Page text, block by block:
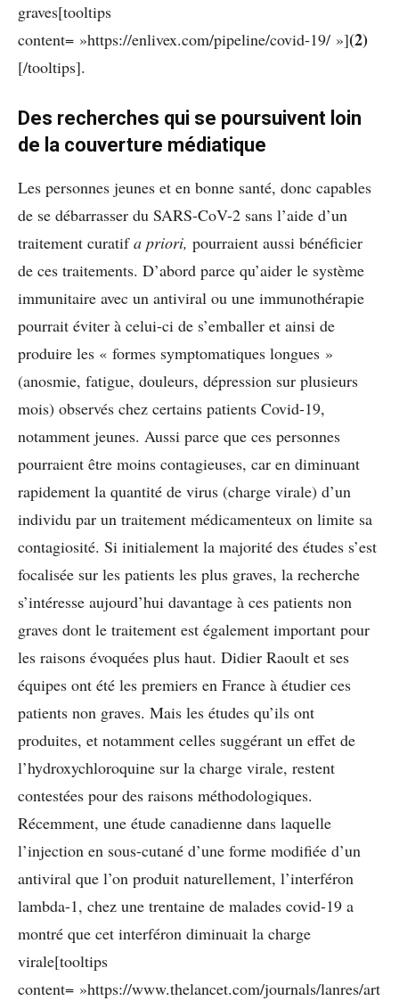
graves[tooltips
content= »https://enlivex.com/pipeline/covid-19/ »](2)
[/tooltips].
Des recherches qui se poursuivent loin
de la couverture médiatique
Les personnes jeunes et en bonne santé, donc capables
de se débarrasser du SARS-CoV-2 sans l’aide d’un
traitement curatifa priori, pourraient aussi bénéficier
de ces traitements. D’abord parce qu’aider le système
immunitaire avec un antiviral ou une immunothérapie
pourrait éviter à celui-ci de s’emballer et ainsi de
produire les « formes symptomatiques longues »
(anosmie, fatigue, douleurs, dépression sur plusieurs
mois) observés chez certains patients Covid-19,
notamment jeunes. Aussi parce que ces personnes
pourraient être moins contagieuses, car en diminuant
rapidement la quantité de virus (charge virale) d’un
individu par un traitement médicamenteux on limite sa
contagiosité. Si initialement la majorité des études s’est
focalisée sur les patients les plus graves, la recherche
s’intéresse aujourd’hui davantage à ces patients non
graves dont le traitement est également important pour
les raisons évoquées plus haut. Didier Raoult et ses
équipes ont été les premiers en France à étudier ces
patients non graves. Mais les études qu’ils ont
produites, et notamment celles suggérant un effet de
l’hydroxychloroquine sur la charge virale, restent
contestées pour des raisons méthodologiques.
Récemment, une étude canadienne dans laquelle
l’injection en sous-cutané d’une forme modifiée d’un
antiviral que l’on produit naturellement, l’interféron
lambda-1, chez une trentaine de malades covid-19 a
montré que cet interféron diminuait la charge
virale[tooltips
content= »https://www.thelancet.com/journals/lanres/art